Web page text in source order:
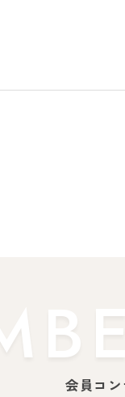
会員コ